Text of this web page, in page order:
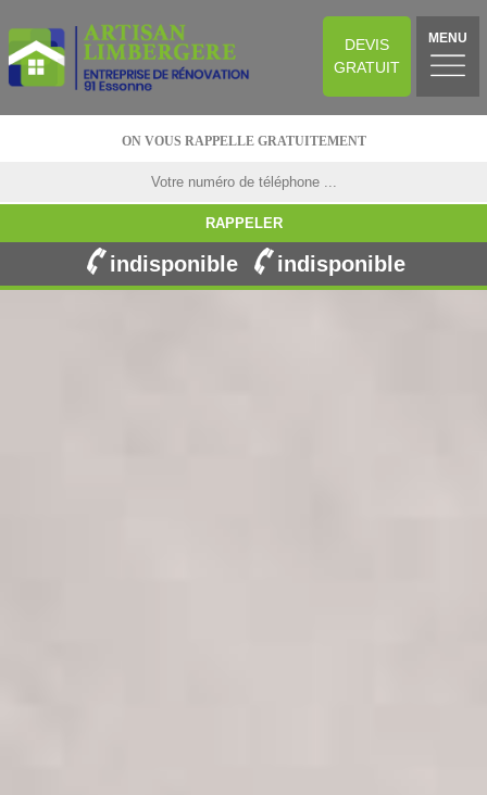
DEVIS
GRATUIT
MENU
ON VOUS RAPPELLE GRATUITEMENT
indisponible indisponible